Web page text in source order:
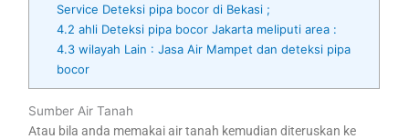
Service Deteksi pipa bocor di Bekasi ;
4.2 ahli Deteksi pipa bocor Jakarta meliputi area :
4.3wilayah Lain : Jasa Air Mampet dan deteksi pipa
bocor
Sumber Air Tanah
Atau bila anda memakai air tanah kemudian diteruskan ke